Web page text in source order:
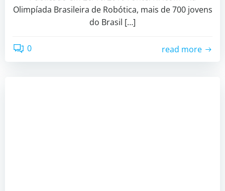
Olimpíada Brasileira de Robótica, mais de 700 jovens
do Brasil […]
0 read more